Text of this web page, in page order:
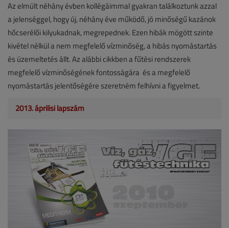
Az elmúlt néhány évben kollégáimmal gyakran találkoztunk azzal
a jelenséggel, hogy új, néhány éve működő, jó minőségű kazánok
hőcserélői kilyukadnak, megrepednek. Ezen hibák mögött szinte
kivétel nélkül a nem megfelelő vízminőség, a hibás nyomástartás
és üzemeltetés állt. Az alábbi cikkben a fűtési rendszerek
megfelelő vízminőségének fontosságára és a megfelelő
nyomástartás jelentőségére szeretném felhívni a figyelmet.
2013. áprilisi lapszám